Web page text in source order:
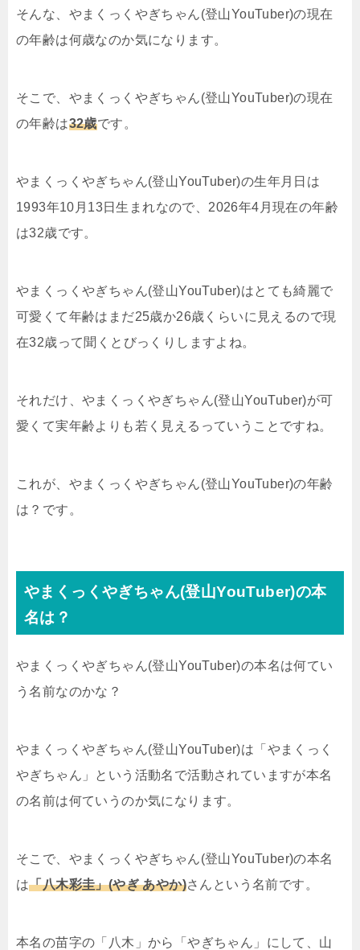
そんな、やまくっくやぎちゃん(登山YouTuber)の現在
の年齢は何歳なのか気になります。
そこで、やまくっくやぎちゃん(登山YouTuber)の現在
の年齢は32歳です。
やまくっくやぎちゃん(登山YouTuber)の生年月日は
1993年10月13日生まれなので、2026年4月現在の年齢
は32歳です。
やまくっくやぎちゃん(登山YouTuber)はとても綺麗で
可愛くて年齢はまだ25歳か26歳くらいに見えるので現
在32歳って聞くとびっくりしますよね。
それだけ、やまくっくやぎちゃん(登山YouTuber)が可
愛くて実年齢よりも若く見えるっていうことですね。
これが、やまくっくやぎちゃん(登山YouTuber)の年齢
は？です。
やまくっくやぎちゃん(登山YouTuber)の本
名は？
やまくっくやぎちゃん(登山YouTuber)の本名は何てい
う名前なのかな？
やまくっくやぎちゃん(登山YouTuber)は「やまくっく
やぎちゃん」という活動名で活動されていますが本名
の名前は何ていうのか気になります。
そこで、やまくっくやぎちゃん(登山YouTuber)の本名
は「八木彩圭」(やぎ あやか)さんという名前です。
本名の苗字の「八木」から「やぎちゃん」にして、山